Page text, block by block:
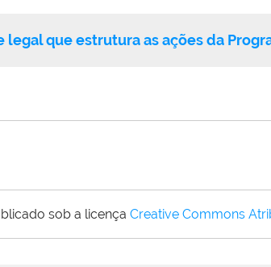
legal que estrutura as ações da
sob a licença Creative Commons